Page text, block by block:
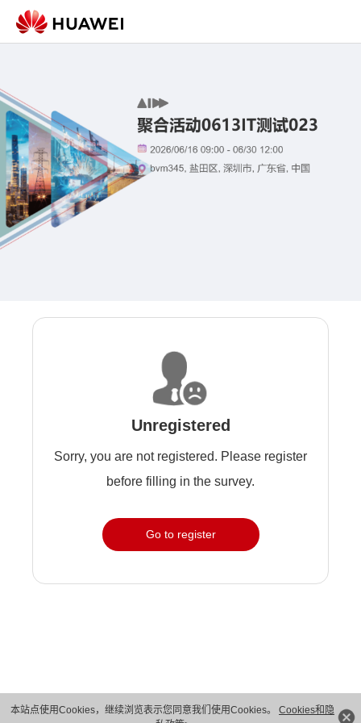
本站点使用Cookies，继续浏览表示您同意我们使用Cookies。 Cookies和隐
Unregistered
Sorry, you are not registered. Please register
before filling in the survey.
Go to register
版权所有 © 华为技术有限公司 1998-2026。 保留一切权利。粤A2-20044005号